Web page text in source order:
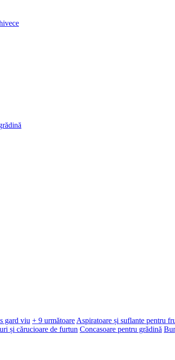
gard viu + 9 următoare Aspiratoare și suflante pentru
și cărucioare de furtun Concasoare pentru grădină